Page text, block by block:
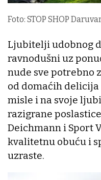
Foto: STOP SHOP
Ljubitelji udobnog
ravnodušni uz
nude sve potrebno
od domaćih delicija
misle i na svoje
razigrane
Deichmann i Sport
kvalitetnu obuću i
uzraste.